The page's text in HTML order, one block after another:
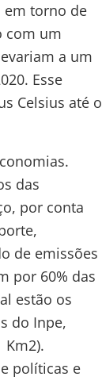
em torno de
com um
a um
Esse
Celsius até o
das
por conta
de emissões
por 60% das
estão os
do Inpe,
Km2).
políticas e